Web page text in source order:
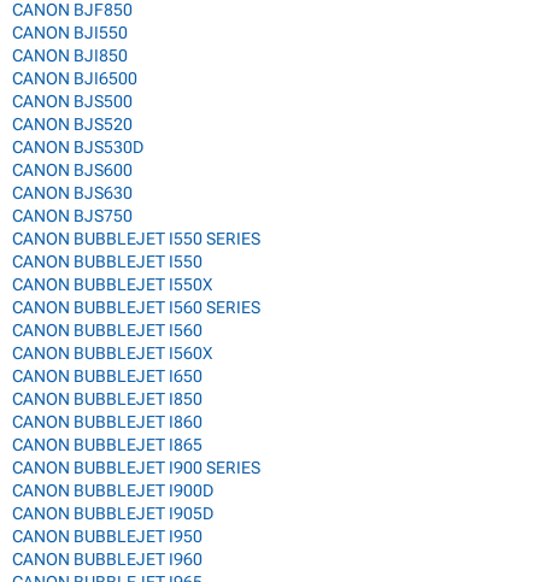
CANON BJF850
CANON BJI550
CANON BJI850
CANON BJI6500
CANON BJS500
CANON BJS520
CANON BJS530D
CANON BJS600
CANON BJS630
CANON BJS750
CANON BUBBLEJET I550 SERIES
CANON BUBBLEJET I550
CANON BUBBLEJET I550X
CANON BUBBLEJET I560 SERIES
CANON BUBBLEJET I560
CANON BUBBLEJET I560X
CANON BUBBLEJET I650
CANON BUBBLEJET I850
CANON BUBBLEJET I860
CANON BUBBLEJET I865
CANON BUBBLEJET I900 SERIES
CANON BUBBLEJET I900D
CANON BUBBLEJET I905D
CANON BUBBLEJET I950
CANON BUBBLEJET I960